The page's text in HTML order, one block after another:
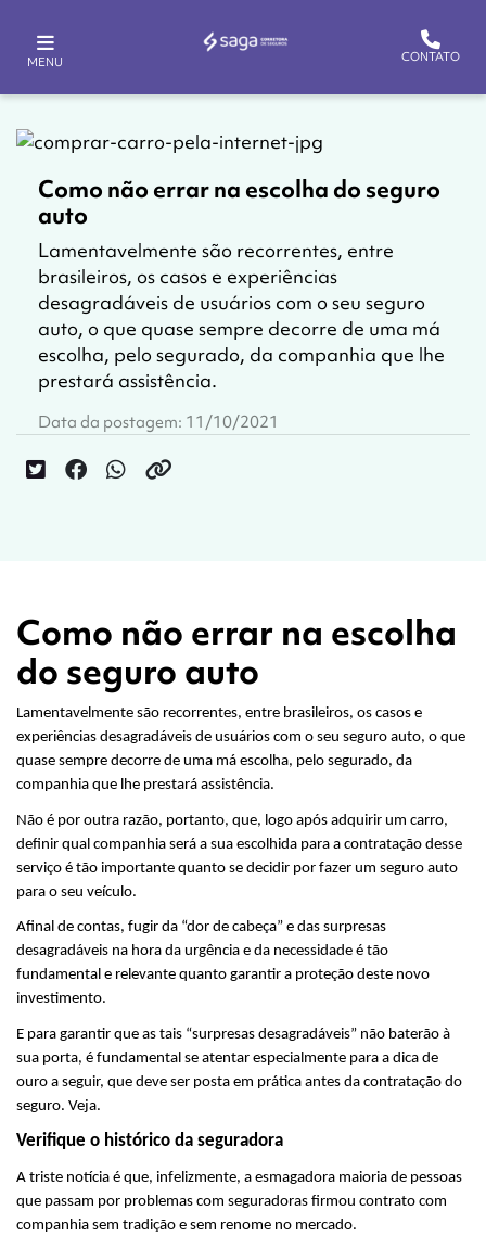
MENU CONTATO
Como não errar na escolha do seguro
auto
Lamentavelmente são recorrentes, entre
brasileiros, os casos e experiências
desagradáveis de usuários com o seu seguro
auto, o que quase sempre decorre de uma má
escolha, pelo segurado, da companhia que lhe
prestará assistência.
Data da postagem: 11/10/2021
Como não errar na escolha
do seguro auto
Lamentavelmente são recorrentes, entre brasileiros, os casos e
experiências desagradáveis de usuários com o seu seguro auto, o que
quase sempre decorre de uma má escolha, pelo segurado, da
companhia que lhe prestará assistência.
Não é por outra razão, portanto, que, logo após adquirir um carro,
definir qual companhia será a sua escolhida para a contratação desse
serviço é tão importante quanto se decidir por fazer um seguro auto
para o seu veículo.
Afinal de contas, fugir da “dor de cabeça” e das surpresas
desagradáveis na hora da urgência e da necessidade é tão
fundamental e relevante quanto garantir a proteção deste novo
investimento.
E para garantir que as tais “surpresas desagradáveis” não baterão à
sua porta, é fundamental se atentar especialmente para a dica de
ouro a seguir, que deve ser posta em prática antes da contratação do
seguro. Veja.
Verifique o histórico da seguradora
A triste notícia é que, infelizmente, a esmagadora maioria de pessoas
que passam por problemas com seguradoras firmou contrato com
companhia sem tradição e sem renome no mercado.